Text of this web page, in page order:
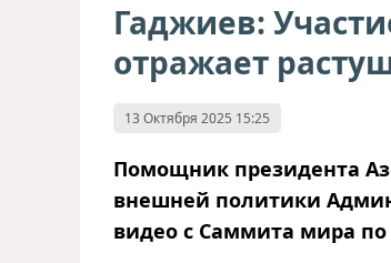
Гаджиев:
отражает
13 Октября 2025 15:25
Помощник президента
внешней политики
видео с Саммита мира